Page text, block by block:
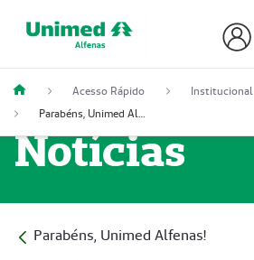
Acesso Rápido Institucional
Parabéns, Unimed Alfenas!
Notícias
Parabéns, Unimed Alfenas!